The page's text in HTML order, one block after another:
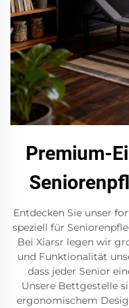
Premium-
Entdecken Sie unser
speziell für
Bei Xiarsr legen wir
und Funktionalität
dass jeder Senior
Unsere Bettgestelle
ergonomischem